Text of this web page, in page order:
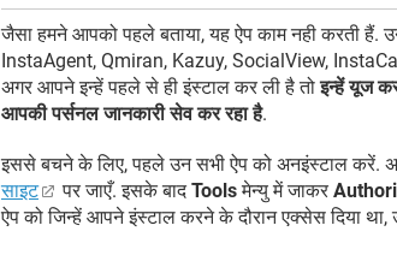
जैसा हमने आपको पहले बताया, यह ऐप काम नही करती
InstaAgent, Qmiran, Kazuy, SocialView,
अगर आपने इन्हें पहले से ही इंस्टाल कर ली है तोइन्हें यूज
आपकी पर्सनल जानकारी सेव कर रहा है.
इससे बचने के लिए, पहले उन सभी ऐप को अनइंस्टाल करें.
साइट
पर जाएँ. इसके बादToolsमेन्यु में जाकर
ऐप को जिन्हें आपने इंस्टाल करने के दौरान एक्सेस दिया था,